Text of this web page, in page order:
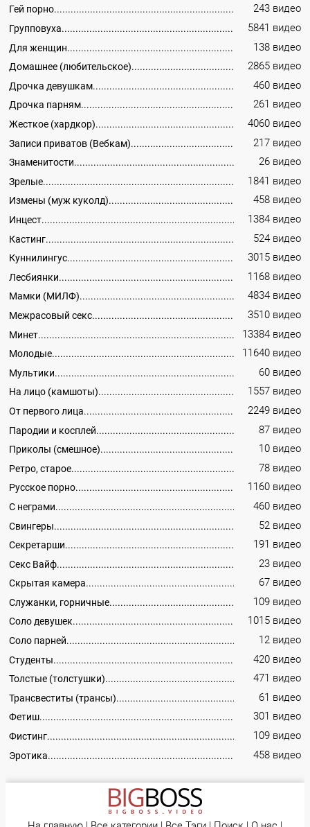
Гей порно 243 видео
Групповуха 5841 видео
Для женщин 138 видео
Домашнее (любительское) 2865 видео
Дрочка девушкам 460 видео
Дрочка парням 261 видео
Жесткое (хардкор) 4060 видео
Записи приватов (Вебкам) 217 видео
Знаменитости 26 видео
Зрелые 1841 видео
Измены (муж куколд) 458 видео
Инцест 1384 видео
Кастинг 524 видео
Куннилингус 3015 видео
Лесбиянки 1168 видео
Мамки (МИЛФ) 4834 видео
Межрасовый секс 3510 видео
Минет 13384 видео
Молодые 11640 видео
Мультики 60 видео
На лицо (камшоты) 1557 видео
От первого лица 2249 видео
Пародии и косплей 87 видео
Приколы (смешное) 10 видео
Ретро, старое 78 видео
Русское порно 1160 видео
С неграми 460 видео
Свингеры 52 видео
Секретарши 191 видео
Секс Вайф 23 видео
Скрытая камера 67 видео
Служанки, горничные 109 видео
Соло девушек 1015 видео
Соло парней 12 видео
Студенты 420 видео
Толстые (толстушки) 471 видео
Трансвеститы (трансы) 61 видео
Фетиш 301 видео
Фистинг 109 видео
Эротика 458 видео